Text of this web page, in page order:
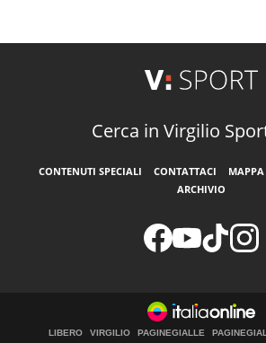
Cerca in Virgilio
CONTENUTI SPECIALI CONTATTACI MAPPA
ARCHIVIO
LIBERO VIRGILIO PAGINEGIALLE